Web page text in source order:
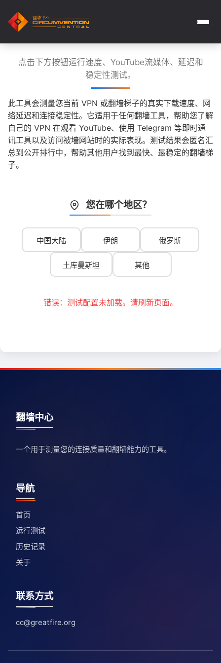
点击下方按钮运行速度、YouTube流媒体、延迟和
稳定性测试。
此工具会测量您当前 VPN 或翻墙梯子的真实下载速度、网
络延迟和连接稳定性。它适用于任何翻墙工具，帮助您了解
自己的 VPN 在观看 YouTube、使用 Telegram 等即时通
讯工具以及访问被墙网站时的实际表现。测试结果会匿名汇
总到公开排行中，帮助其他用户找到最快、最稳定的翻墙梯
子。
您在哪个地区？
中国大陆 伊朗 俄罗斯
土库曼斯坦 其他
错误：测试配置未加载。请刷新页面。
翻墙中心
一个用于测量您的连接质量和翻墙能力的工具。
导航
首页
运行测试
历史记录
关于
联系方式
cc@greatfire.org